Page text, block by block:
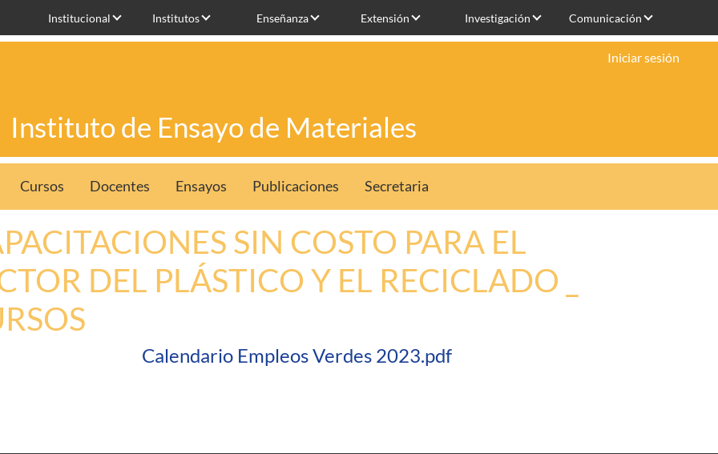
Institucional Institutos Enseñanza Extensión Investigación Comunicación
Instituto de Ensayo de Materiales
Iniciar sesión
Cursos Docentes Ensayos Publicaciones Secretaria
SIN COSTO PARA EL
DEL PLÁSTICO Y EL RECICLADO _
Calendario Empleos Verdes 2023.pdf